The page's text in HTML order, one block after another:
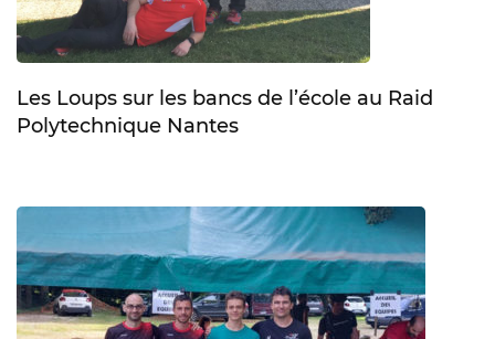
Les Loups sur les bancs de l’école au Raid
Polytechnique Nantes